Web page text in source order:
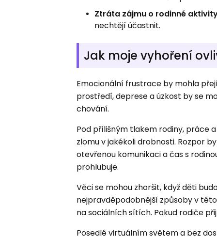
Ztráta zájmu o rodinné
nechtějí účastnit.
Jak moje vyhoření
Emocionální frustrace by mohla
prostředí, deprese a úzkost by se
chování.
Pod přílišným tlakem rodiny, práce
zlomu v jakékoli drobnosti. Rozpor
otevřenou komunikaci a čas s
prohlubuje.
Věci se mohou zhoršit, když děti
nejpravděpodobnější způsoby v
na sociálních sítích. Pokud rodiče
Posedlé virtuálním světem a bez